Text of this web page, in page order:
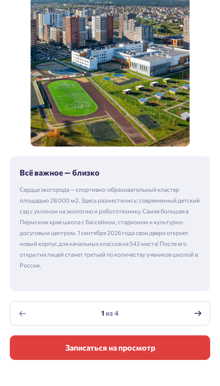
Всё важное — близко
Сердце экогорода — спортивно-образовательный кластер
площадью 28 000 м2. Здесь разместились: современный детский
сад с уклоном на экологию и робототехнику. Самая большая в
Пермском крае школа с бассейном, стадионом и культурно-
досуговым центром. 1 сентября 2026 года свои двери откроет
новый корпус для начальных классов на 543 места! После его
открытия лицей станет третьей по количеству учеников школой в
России.
1из4
Записаться на просмотр